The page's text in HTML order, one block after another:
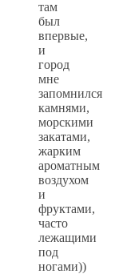
там
был
впервые,
и
город
мне
запомнился
камнями,
морскими
закатами,
жарким
ароматным
воздухом
и
фруктами,
часто
лежащими
под
ногами))